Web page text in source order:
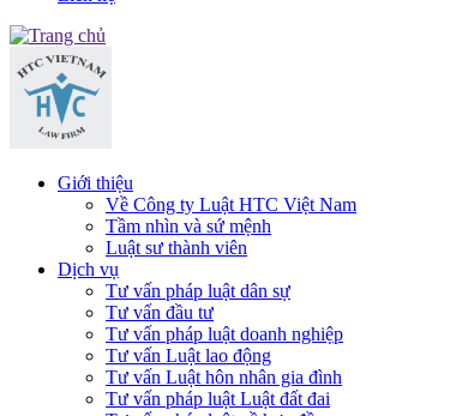
Giới thiệu
Về Công ty Luật HTC Việt Nam
Tầm nhìn và sứ mệnh
Luật sư thành viên
Dịch vụ
Tư vấn pháp luật dân sự
Tư vấn đầu tư
Tư vấn pháp luật doanh nghiệp
Tư vấn Luật lao động
Tư vấn Luật hôn nhân gia đình
Tư vấn pháp luật Luật đất đai